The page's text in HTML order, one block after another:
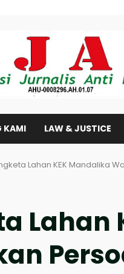
KAMI LAW & JUSTICE
Lahan KEK Mandalika